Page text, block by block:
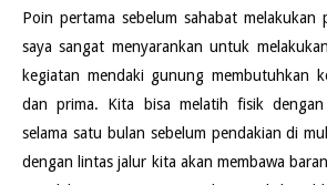
Poin pertama sebelum sahabat melakukan
saya sangat menyarankan untuk
kegiatan mendaki gunung membutuhkan
dan prima. Kita bisa melatih fisik
selama satu bulan sebelum pendakian di
dengan lintas jalur kita akan membawa